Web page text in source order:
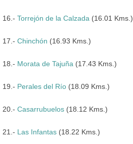
16.- Torrejón de la Calzada (16.01 Kms.)
17.- Chinchón (16.93 Kms.)
18.- Morata de Tajuña (17.43 Kms.)
19.- Perales del Río (18.09 Kms.)
20.- Casarrubuelos (18.12 Kms.)
21.- Las Infantas (18.22 Kms.)